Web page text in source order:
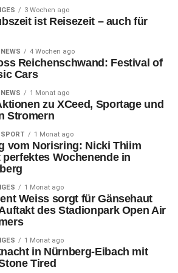
Fortbildungen für
KiTas starten
Partner im Bewegungsnetzwerk,
der Stadt Nürnberg und
3 Wochen ago
ist Reisezeit – auch für
4 Wochen ago
Reichenschwand: Festival of
Cars
1 Monat ago
zu XCeed, Sportage und
Stromern
1 Monat ago
vom Norisring: Nicki Thiim
perfektes Wochenende in
1 Monat ago
Weiss sorgt für Gänsehaut
des Stadionpark Open Air
1 Monat ago
in Nürnberg-Eibach mit
Tired